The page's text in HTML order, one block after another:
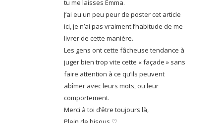
tu me laisses Emma.
J’ai eu un peu peur de poster cet article
ici, je n’ai pas vraiment l’habitude de me
livrer de cette manière.
Les gens ont cette fâcheuse tendance à
juger bien trop vite cette « façade » sans
faire attention à ce qu’ils peuvent
abîmer avec leurs mots, ou leur
comportement.
Merci à toi d’être toujours là,